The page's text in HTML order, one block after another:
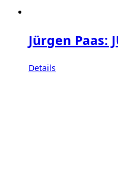
Jürgen Paas:
Details